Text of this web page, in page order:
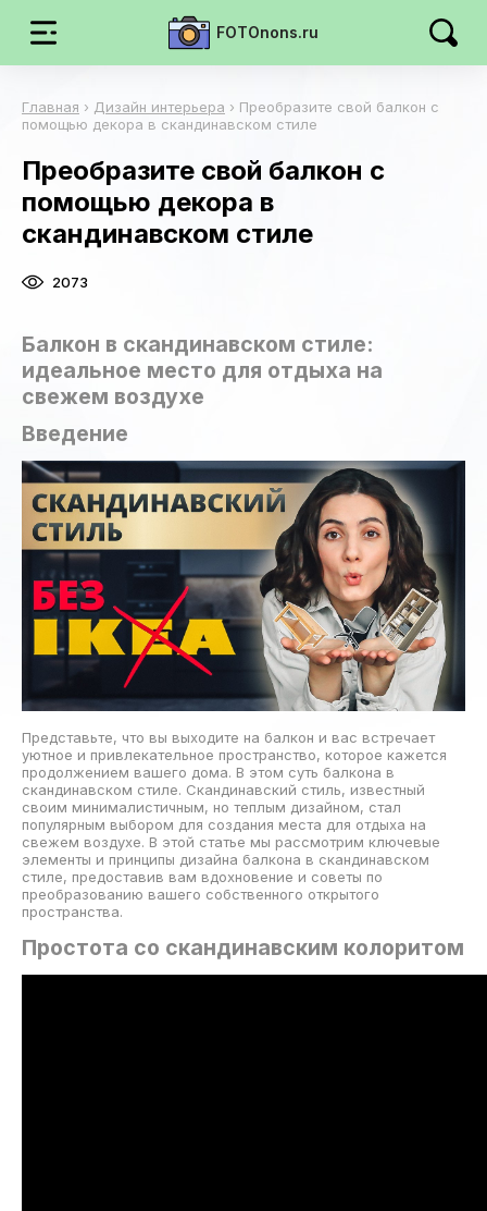
FOTOnons.ru
Главная › Дизайн интерьера › Преобразите свой балкон с
помощью декора в скандинавском стиле
Преобразите свой балкон с
помощью декора в
скандинавском стиле
2073
Балкон в скандинавском стиле:
идеальное место для отдыха на
свежем воздухе
Введение
Представьте, что вы выходите на балкон и вас встречает
уютное и привлекательное пространство, которое кажется
продолжением вашего дома. В этом суть балкона в
скандинавском стиле. Скандинавский стиль, известный
своим минималистичным, но теплым дизайном, стал
популярным выбором для создания места для отдыха на
свежем воздухе. В этой статье мы рассмотрим ключевые
элементы и принципы дизайна балкона в скандинавском
стиле, предоставив вам вдохновение и советы по
преобразованию вашего собственного открытого
пространства.
Простота со скандинавским колоритом